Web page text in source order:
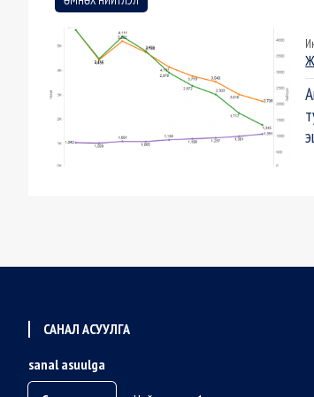
САНАЛ АСУУЛГА
sanal asuulga